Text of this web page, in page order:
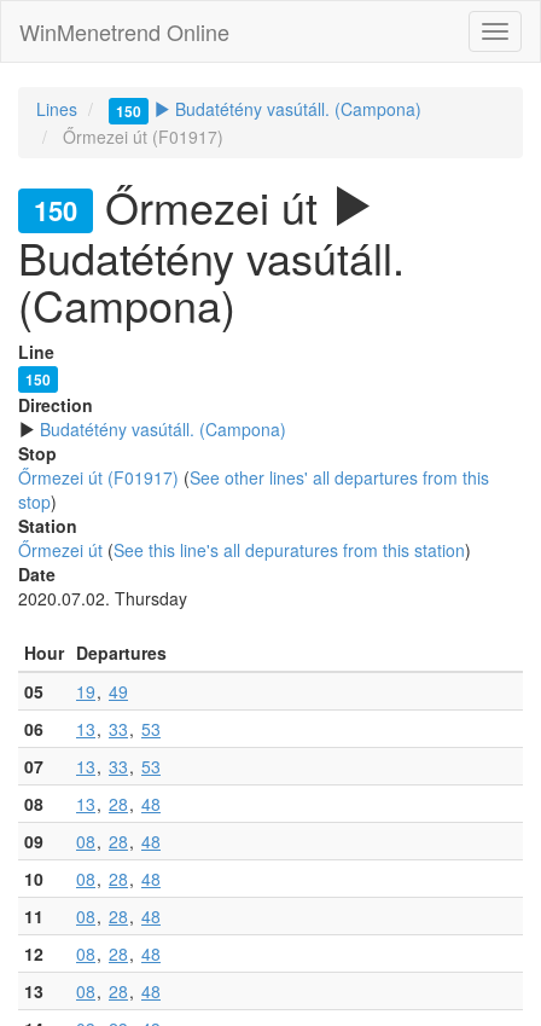
WinMenetrend Online
Lines 150
Budatétény vasútáll. (Campona)
Őrmezei út (F01917)
150
Őrmezei út
Budatétény vasútáll.
(Campona)
Line
150
Direction
Budatétény vasútáll. (Campona)
Stop
Őrmezei út (F01917) (See other lines' all departures from this
stop)
Station
Őrmezei út (See this line's all depuratures from this station)
Date
2020.07.02. Thursday
Hour Departures
05
19 49
06
13 33 53
07
13 33 53
08
13 28 48
09
08 28 48
10
08 28 48
11
08 28 48
12
08 28 48
13
08 28 48